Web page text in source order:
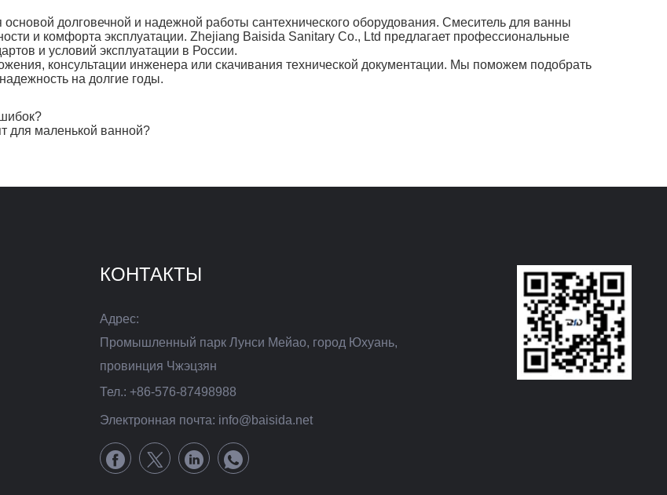
долговечной и надежной работы сантехнического оборудования. Смеситель для ванны
и комфорта эксплуатации. Zhejiang Baisida Sanitary Co., Ltd предлагает профессиональные
и условий эксплуатации в России.
консультации инженера или скачивания технической документации. Мы поможем подобрать
на долгие годы.
для маленькой ванной?
КОНТАКТЫ
Адрес:
Промышленный парк Лунси Мейао, город Юхуань,
провинция Чжэцзян
Тел.: +86-576-87498988
Электронная почта: info@baisida.net